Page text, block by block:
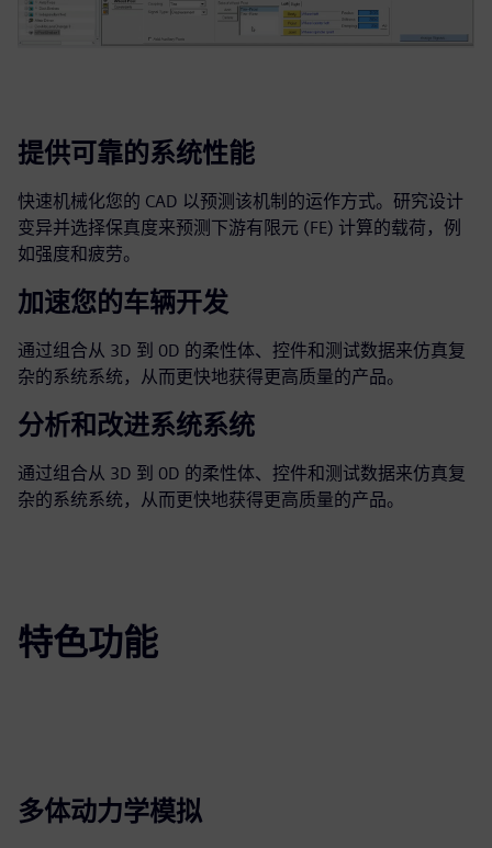
提供可靠的系统性能
快速机械化您的 CAD 以预测该机制的运作方式。研究设计
变异并选择保真度来预测下游有限元 (FE) 计算的载荷，例
如强度和疲劳。
加速您的车辆开发
通过组合从 3D 到 0D 的柔性体、控件和测试数据来仿真复
杂的系统系统，从而更快地获得更高质量的产品。
分析和改进系统系统
通过组合从 3D 到 0D 的柔性体、控件和测试数据来仿真复
杂的系统系统，从而更快地获得更高质量的产品。
特色功能
多体动力学模拟